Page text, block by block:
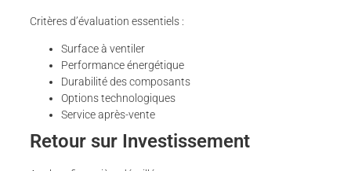
Critères d’évaluation essentiels :
Surface à ventiler
Performance énergétique
Durabilité des composants
Options technologiques
Service après-vente
Retour sur Investissement